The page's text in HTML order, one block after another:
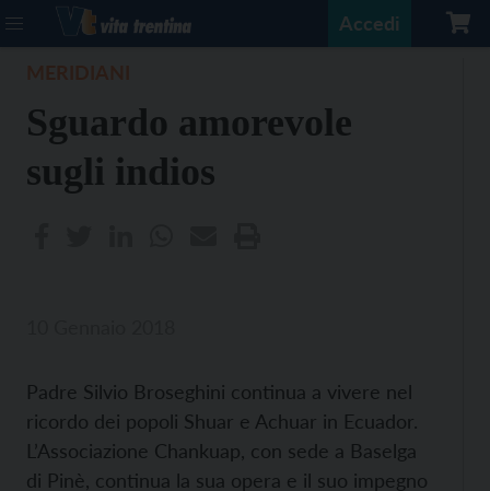
Accedi
Sguardo amorevole
sugli indios
Padre Silvio Broseghini continua a vivere nel
ricordo dei popoli Shuar e Achuar in Ecuador.
L’Associazione Chankuap, con sede a Baselga
di Pinè, continua la sua opera e il suo impegno